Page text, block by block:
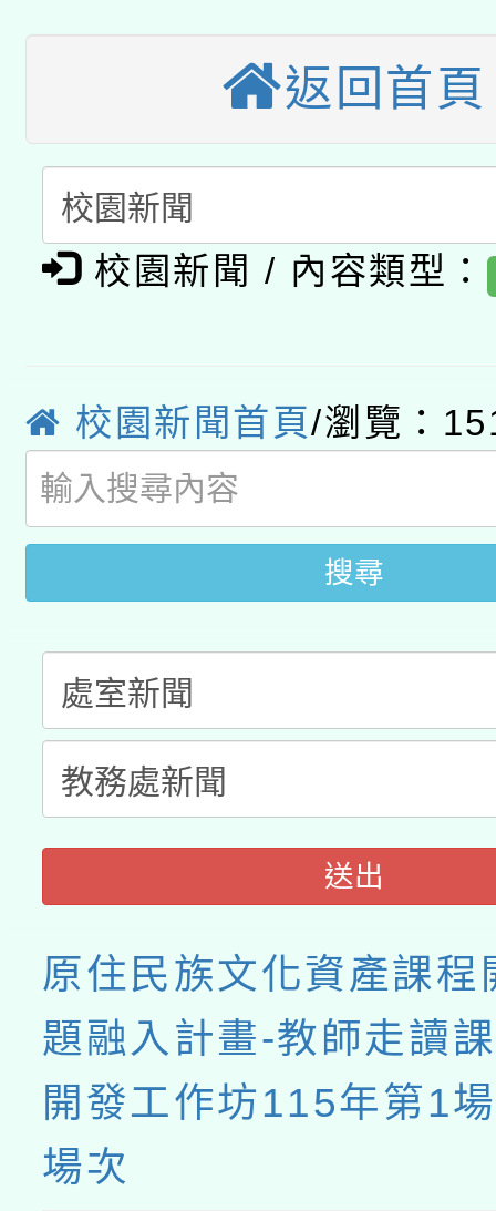
招)
本館辦理115年度閱讀
暨閱讀推動專業研習
科技賦能─人工智慧
礎課程
A3數位素養講師名單
「數位內容與教學軟體
pilot」
有關大陸委員會函釋公
薪期間赴陸應申請許可
轉知經濟部水利署委託
用水績優單位及節水達
動」
桃園市孔廟祈福系列
開 智慧啟航」
2026年桃園地景藝術
返回首頁
校園新聞 / 內容類型：
校園新聞首頁/瀏覽：
搜尋
送出
原住民族文化資產課程
題融入計畫-教師走讀
開發工作坊115年第1
場次